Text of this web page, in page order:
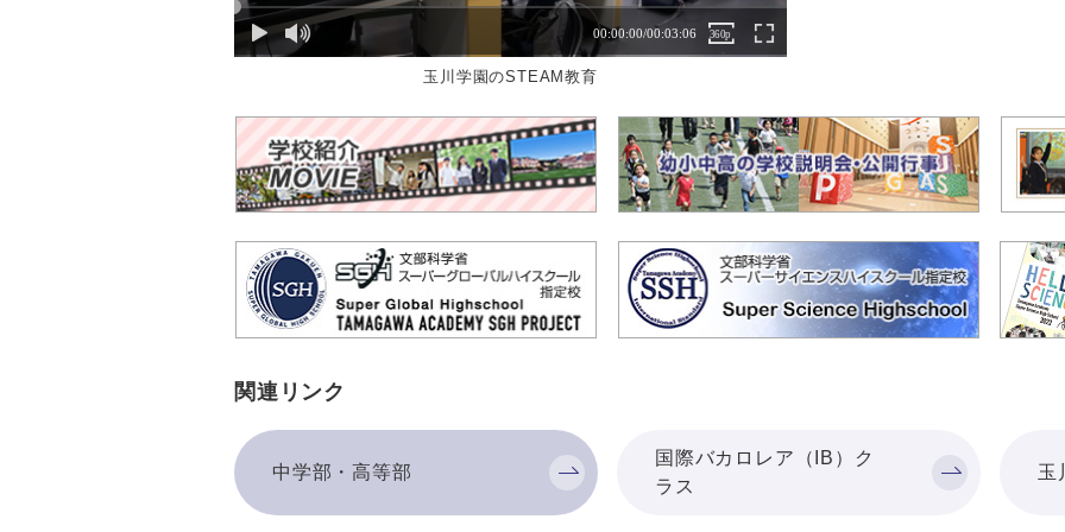
玉川学園のSTEAM教育
関連リンク
中学部・高等部
国際バカロレア（IB）ク
ラス
玉